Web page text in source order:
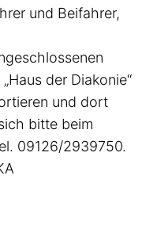
und Beifahrer,
der Diakonie“
und dort
bitte beim
09126/2939750.